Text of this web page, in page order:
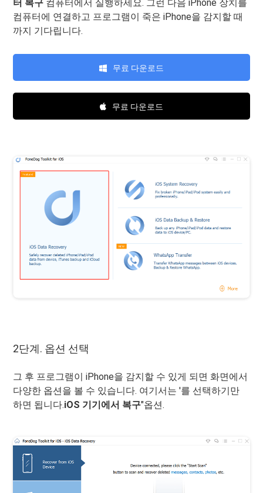
터 복구 컴퓨터에서 실행하세요. 그런 다음 iPhone 장치를
컴퓨터에 연결하고 프로그램이 죽은 iPhone을 감지할 때
까지 기다립니다.
무료 다운로드
무료 다운로드
2단계. 옵션 선택
그 후 프로그램이 iPhone을 감지할 수 있게 되면 화면에서
다양한 옵션을 볼 수 있습니다. 여기서는 '를 선택하기만
하면 됩니다.iOS 기기에서 복구"옵션.